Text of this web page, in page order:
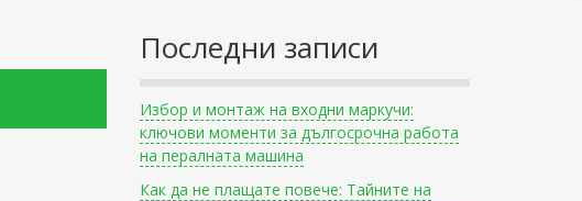
Последни записи
Избор и монтаж на входни маркучи:
ключови моменти за дългосрочна работа
на пералната машина
Как да не плащате повече: Тайните на